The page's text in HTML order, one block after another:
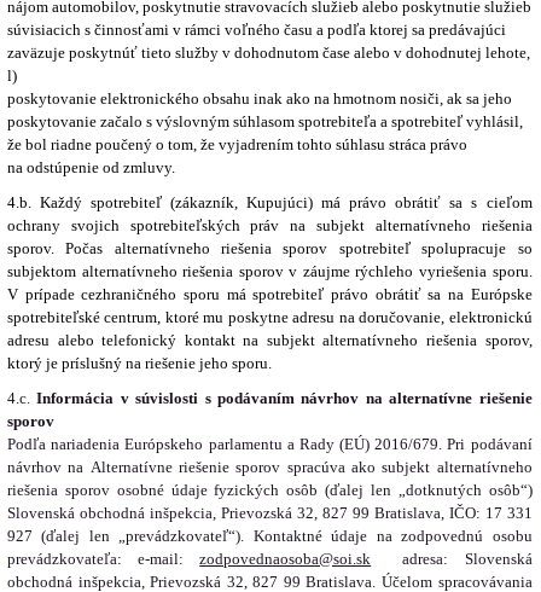
nájom automobilov, poskytnutie stravovacích služieb alebo poskytnutie služieb
súvisiacich s činnosťami v rámci voľného času a podľa ktorej sa predávajúci
zaväzuje poskytnúť tieto služby v dohodnutom čase alebo v dohodnutej lehote,
l)
poskytovanie elektronického obsahu inak ako na hmotnom nosiči, ak sa jeho
poskytovanie začalo s výslovným súhlasom spotrebiteľa a spotrebiteľ vyhlásil,
že bol riadne poučený o tom, že vyjadrením tohto súhlasu stráca právo
na odstúpenie od zmluvy.
4.b. Každý spotrebiteľ (zákazník, Kupujúci) má právo obrátiť sa s cieľom
ochrany svojich spotrebiteľských práv na subjekt alternatívneho riešenia
sporov. Počas alternatívneho riešenia sporov spotrebiteľ spolupracuje so
subjektom alternatívneho riešenia sporov v záujme rýchleho vyriešenia sporu.
V prípade cezhraničného sporu má spotrebiteľ právo obrátiť sa na Európske
spotrebiteľské centrum, ktoré mu poskytne adresu na doručovanie, elektronickú
adresu alebo telefonický kontakt na subjekt alternatívneho riešenia sporov,
ktorý je príslušný na riešenie jeho sporu.
4.c.Informácia v súvislosti s podávaním návrhov na alternatívne riešenie
sporov
Podľa nariadenia Európskeho parlamentu a Rady (EÚ) 2016/679. Pri podávaní
návrhov na Alternatívne riešenie sporov spracúva ako subjekt alternatívneho
riešenia sporov osobné údaje fyzických osôb (ďalej len „dotknutých osôb“)
Slovenská obchodná inšpekcia, Prievozská 32, 827 99 Bratislava, IČO: 17 331
927 (ďalej len „prevádzkovateľ“). Kontaktné údaje na zodpovednú osobu
prevádzkovateľa: e-mail:zodpovednaosoba@soi.sk adresa: Slovenská
obchodná inšpekcia, Prievozská 32, 827 99 Bratislava. Účelom spracovávania